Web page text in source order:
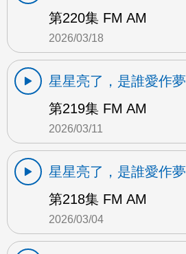
第220集 FM AM
2026/03/18
星星亮了，是誰愛作夢
第219集 FM AM
2026/03/11
星星亮了，是誰愛作夢
第218集 FM AM
2026/03/04